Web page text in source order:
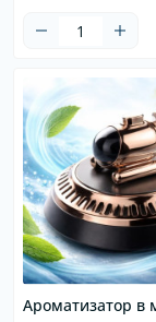
Ароматизатор в